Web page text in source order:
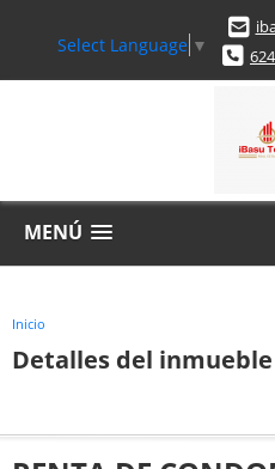
Select Language ▼
MENÚ
Inicio
Detalles del inmueble